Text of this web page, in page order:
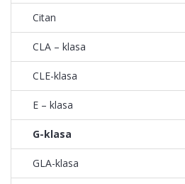
Citan
CLA – klasa
CLE-klasa
E – klasa
G-klasa
GLA-klasa